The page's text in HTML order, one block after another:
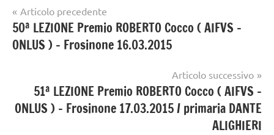
Navigazione
articoli
Articolo precedente
50ª LEZIONE Premio ROBERTO Cocco ( AIFVS –
ONLUS ) – Frosinone 16.03.2015
Articolo successivo
51ª LEZIONE Premio ROBERTO Cocco ( AIFVS –
ONLUS ) – Frosinone 17.03.2015 / primaria DANTE
ALIGHIERI